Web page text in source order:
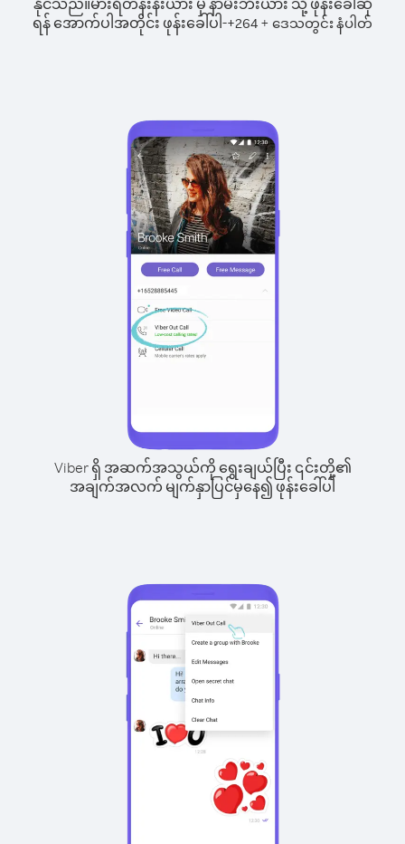
နိုင်သည်။မားရီတန်းနီးယား မှ နာမီးဘီးယား သို့ ဖုန်းခေါ်ဆို
ရန် အောက်ပါအတိုင်း ဖုန်းခေါ်ပါ-+264 + ဒေသတွင်း နံပါတ်
Viber ရှိ အဆက်အသွယ်ကို ရွေးချယ်ပြီး ၎င်းတို့၏
အချက်အလက် မျက်နှာပြင်မှနေ၍ ဖုန်းခေါ်ပါ